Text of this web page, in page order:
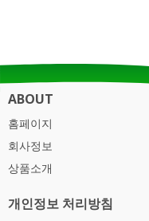
ABOUT
홈페이지
회사정보
상품소개
개인정보 처리방침